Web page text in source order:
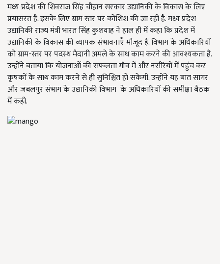
मध्य प्रदेश की शिवराज सिंह चौहान सरकार उद्यानिकी के विकास के लिए
प्रयासरत है. इसके लिए ग्राम स्तर पर कोशिश की जा रही है. मध्य प्रदेश
उद्यानिकी राज्य मंत्री भारत सिंह कुशवाह ने हाल ही में कहा कि प्रदेश में
उद्यानिकी के विकास की व्यापक संभावनाएँ मौजूद हैं. विभाग के अधिकारियों
को ग्राम-स्तर पर पदस्थ मैदानी अमले के साथ काम करने की आवश्यकता है.
उन्होंने बताया कि योजनाओं की सफलता गाँव में और नर्सरियों में पहुंच कर
कृषकों के साथ काम करने से ही सुनिश्चित हो सकेगी. उन्होंने यह बात सागर
और जबलपुर संभाग के उद्यानिकी विभाग के अधिकारियों की समीक्षा बैठक
में कही.